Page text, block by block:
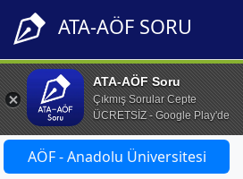
ATA-AÖF SORU
ATA-AÖF Soru
Çıkmış Sorular Cepte
ÜCRETSİZ - Google Play'de
AÖF - Anadolu Üniversitesi